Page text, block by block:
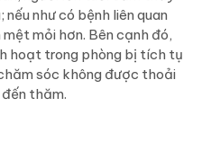
như có bệnh liên quan
mỏi hơn. Bên cạnh đó,
hoạt trong phòng bị tích tụ
sóc không được thoải
thăm.